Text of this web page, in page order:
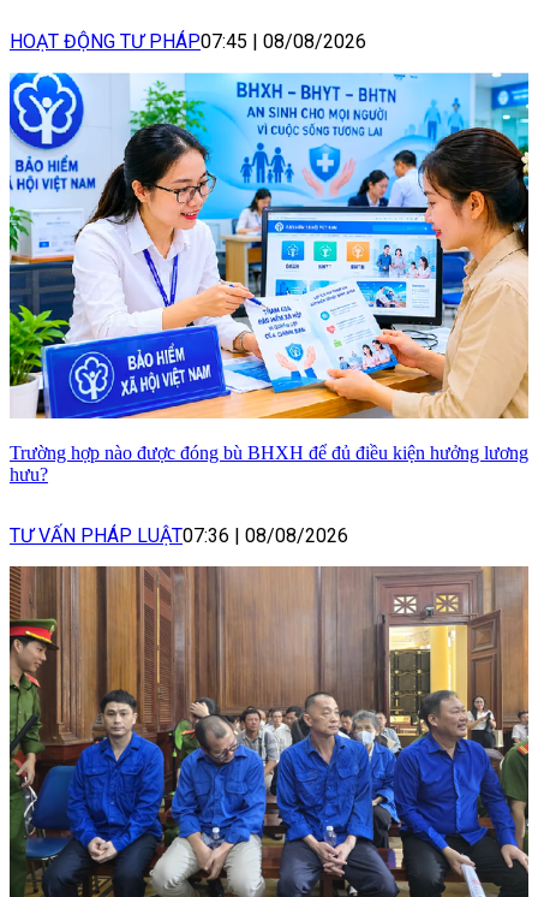
HOẠT ĐỘNG TƯ PHÁP07:45 08/08/2026
Trường hợp nào được đóng bù BHXH để đủ điều kiện hưởng lương
hưu?
TƯ VẤN PHÁP LUẬT07:36 08/08/2026